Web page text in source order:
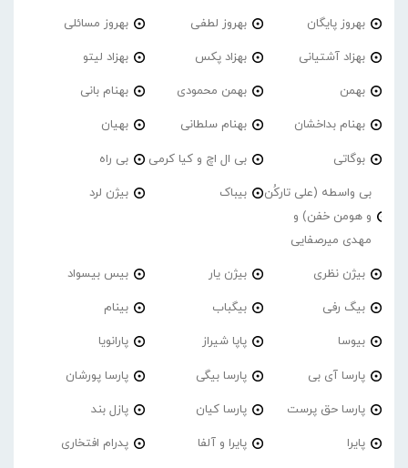
بهروز پایگان بهروز لطفی بهروز مسائلی
بهزاد آشتیانی بهزاد پکس بهزاد لیتو
بهمن بهمن محمودی بهنام بانی
بهنام بداخشان بهنام سلطانی بهیان
بوگاتی بی ال اچ و کیا کرمی بی راه
بی واسطه (علی تارکُن
و هومن خفن) و
مهدی میرصفایی
بیباک بیژن لرد
بیژن نظری بیژن یار بیس بیسواد
بیگ رفی بیگباب بینام
بیوسا پاپا شیراز پارانویا
پارسا آی بی پارسا بیگی پارسا پورشان
پارسا حق پرست پارسا کیان پازل بند
پایرا پایرا و آلفا پدرام افتخاری